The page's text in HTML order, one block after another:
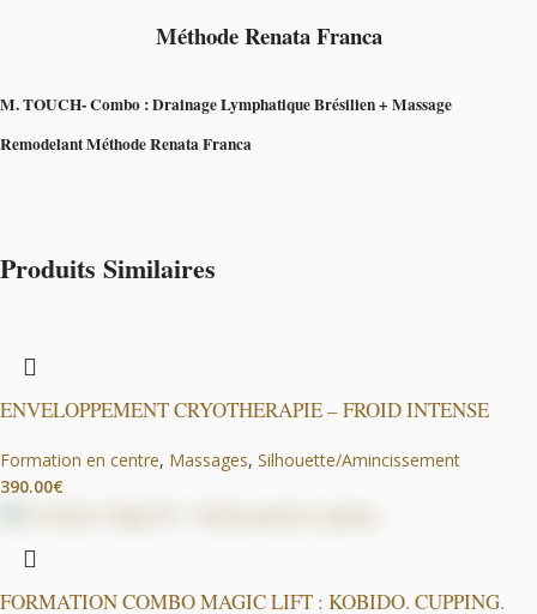
Méthode Renata Franca
M. TOUCH- Combo : Drainage Lymphatique Brésilien + Massage
Remodelant Méthode Renata Franca
Le soin de référence
1/DRAINAGE LYMPHATIQUE BRÉSILIEN
Le Drainage Lymphatique Brésilien est une technique de massage,
apprendrez à stimuler le système lymphatique, éliminer les toxines et
réduire les gonflements, pour des résultats visibles dès les premières
Produits Similaires
ENVELOPPEMENT CRYOTHERAPIE – FROID INTENSE
Formation en centre, Massages, Silhouette/Amincissement
€
FORMATION COMBO MAGIC LIFT : KOBIDO. CUPPING.